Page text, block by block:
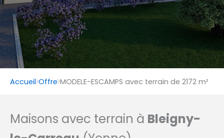
Accueil Offre MODELE-ESCAMPS avec terrain de 2172 m²
Maisons avec terrain à Bleigny-